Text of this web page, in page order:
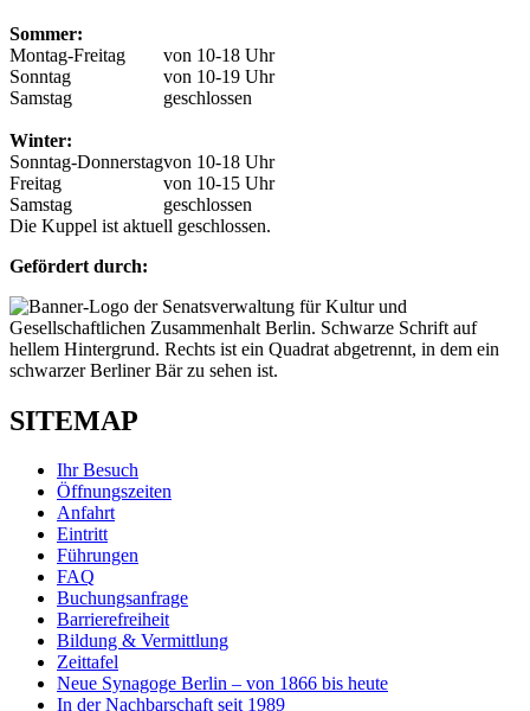
Sommer:
Montag-Freitag
von 10-18 Uhr
Sonntag
von 10-19 Uhr
Samstag
geschlossen
Winter:
Sonntag-Donnerstagvon 10-18 Uhr
Freitag
von 10-15 Uhr
Samstag
geschlossen
Die Kuppel ist aktuell geschlossen.
Gefördert durch:
SITEMAP
Ihr Besuch
Öffnungszeiten
Anfahrt
Eintritt
Führungen
FAQ
Buchungsanfrage
Barrierefreiheit
Bildung & Vermittlung
Zeittafel
Neue Synagoge Berlin – von 1866 bis heute
In der Nachbarschaft seit 1989